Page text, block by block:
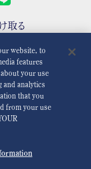
取る
を減らす
クッキーポリシー
website, to
features
your use
and analytics
that you
from your use